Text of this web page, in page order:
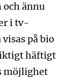
ännu
i tv-
på bio
häftigt
möjlighet